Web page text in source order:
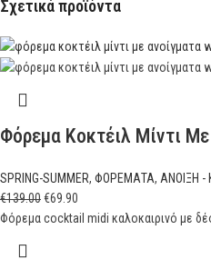
Σχετικά προϊόντα
Φόρεμα Κοκτέιλ Μίντι
SPRING-SUMMER, ΦΟΡΕΜΑΤΑ, ΑΝΟΙΞΗ -
€139.00€69.90
Φόρεμα cocktail midi καλοκαιρινό με